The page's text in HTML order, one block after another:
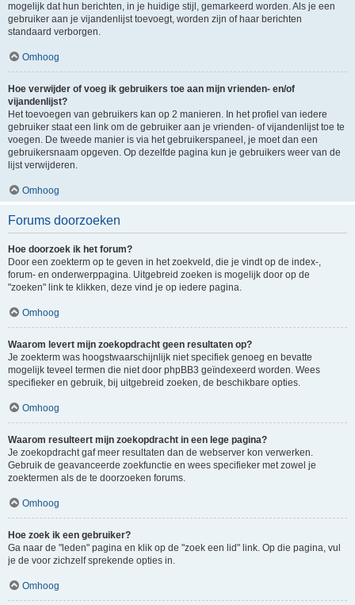
mogelijk dat hun berichten, in je huidige stijl, gemarkeerd worden. Als je een
gebruiker aan je vijandenlijst toevoegt, worden zijn of haar berichten
standaard verborgen.
Omhoog
Hoe verwijder of voeg ik gebruikers toe aan mijn vrienden- en/of
vijandenlijst?
Het toevoegen van gebruikers kan op 2 manieren. In het profiel van iedere
gebruiker staat een link om de gebruiker aan je vrienden- of vijandenlijst toe te
voegen. De tweede manier is via het gebruikerspaneel, je moet dan een
gebruikersnaam opgeven. Op dezelfde pagina kun je gebruikers weer van de
lijst verwijderen.
Omhoog
Forums doorzoeken
Hoe doorzoek ik het forum?
Door een zoekterm op te geven in het zoekveld, die je vindt op de index-,
forum- en onderwerppagina. Uitgebreid zoeken is mogelijk door op de
"zoeken" link te klikken, deze vind je op iedere pagina.
Omhoog
Waarom levert mijn zoekopdracht geen resultaten op?
Je zoekterm was hoogstwaarschijnlijk niet specifiek genoeg en bevatte
mogelijk teveel termen die niet door phpBB3 geïndexeerd worden. Wees
specifieker en gebruik, bij uitgebreid zoeken, de beschikbare opties.
Omhoog
Waarom resulteert mijn zoekopdracht in een lege pagina?
Je zoekopdracht gaf meer resultaten dan de webserver kon verwerken.
Gebruik de geavanceerde zoekfunctie en wees specifieker met zowel je
zoektermen als de te doorzoeken forums.
Omhoog
Hoe zoek ik een gebruiker?
Ga naar de "leden" pagina en klik op de "zoek een lid" link. Op die pagina, vul
je de voor zichzelf sprekende opties in.
Omhoog